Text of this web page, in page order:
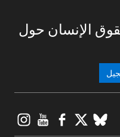
الإنسان حول
BlueSky
X